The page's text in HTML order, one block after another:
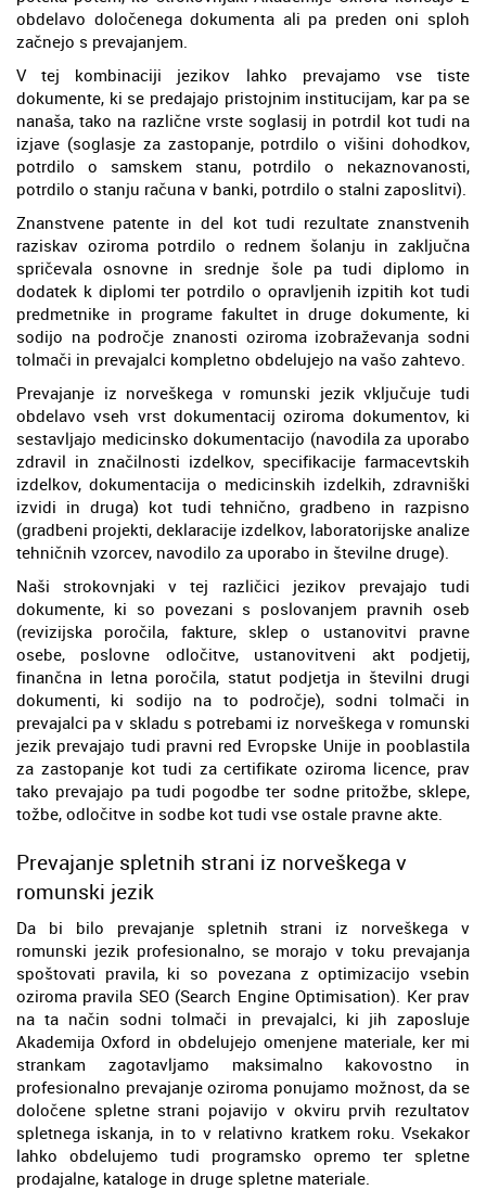
obdelavo določenega dokumenta ali pa preden oni sploh
začnejo s prevajanjem.
V tej kombinaciji jezikov lahko prevajamo vse tiste
dokumente, ki se predajajo pristojnim institucijam, kar pa se
nanaša, tako na različne vrste soglasij in potrdil kot tudi na
izjave (soglasje za zastopanje, potrdilo o višini dohodkov,
potrdilo o samskem stanu, potrdilo o nekaznovanosti,
potrdilo o stanju računa v banki, potrdilo o stalni zaposlitvi).
Znanstvene patente in del kot tudi rezultate znanstvenih
raziskav oziroma potrdilo o rednem šolanju in zaključna
spričevala osnovne in srednje šole pa tudi diplomo in
dodatek k diplomi ter potrdilo o opravljenih izpitih kot tudi
predmetnike in programe fakultet in druge dokumente, ki
sodijo na področje znanosti oziroma izobraževanja sodni
tolmači in prevajalci kompletno obdelujejo na vašo zahtevo.
Prevajanje iz norveškega v romunski jezik vključuje tudi
obdelavo vseh vrst dokumentacij oziroma dokumentov, ki
sestavljajo medicinsko dokumentacijo (navodila za uporabo
zdravil in značilnosti izdelkov, specifikacije farmacevtskih
izdelkov, dokumentacija o medicinskih izdelkih, zdravniški
izvidi in druga) kot tudi tehnično, gradbeno in razpisno
(gradbeni projekti, deklaracije izdelkov, laboratorijske analize
tehničnih vzorcev, navodilo za uporabo in številne druge).
Naši strokovnjaki v tej različici jezikov prevajajo tudi
dokumente, ki so povezani s poslovanjem pravnih oseb
(revizijska poročila, fakture, sklep o ustanovitvi pravne
osebe, poslovne odločitve, ustanovitveni akt podjetij,
finančna in letna poročila, statut podjetja in številni drugi
dokumenti, ki sodijo na to področje), sodni tolmači in
prevajalci pa v skladu s potrebami iz norveškega v romunski
jezik prevajajo tudi pravni red Evropske Unije in pooblastila
za zastopanje kot tudi za certifikate oziroma licence, prav
tako prevajajo pa tudi pogodbe ter sodne pritožbe, sklepe,
tožbe, odločitve in sodbe kot tudi vse ostale pravne akte.
Prevajanje spletnih strani iz norveškega v
romunski jezik
Da bi bilo prevajanje spletnih strani iz norveškega v
romunski jezik profesionalno, se morajo v toku prevajanja
spoštovati pravila, ki so povezana z optimizacijo vsebin
oziroma pravila SEO (Search Engine Optimisation). Ker prav
na ta način sodni tolmači in prevajalci, ki jih zaposluje
Akademija Oxford in obdelujejo omenjene materiale, ker mi
strankam zagotavljamo maksimalno kakovostno in
profesionalno prevajanje oziroma ponujamo možnost, da se
določene spletne strani pojavijo v okviru prvih rezultatov
spletnega iskanja, in to v relativno kratkem roku. Vsekakor
lahko obdelujemo tudi programsko opremo ter spletne
prodajalne, kataloge in druge spletne materiale.